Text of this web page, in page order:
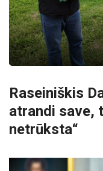
Raseiniškis
atrandi save,
netrūksta“